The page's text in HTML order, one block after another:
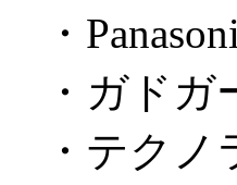
・
・ガド
・テク